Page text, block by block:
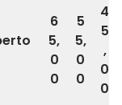
6
5,
0
0
5
5,
0
0
4
5
,
0
0